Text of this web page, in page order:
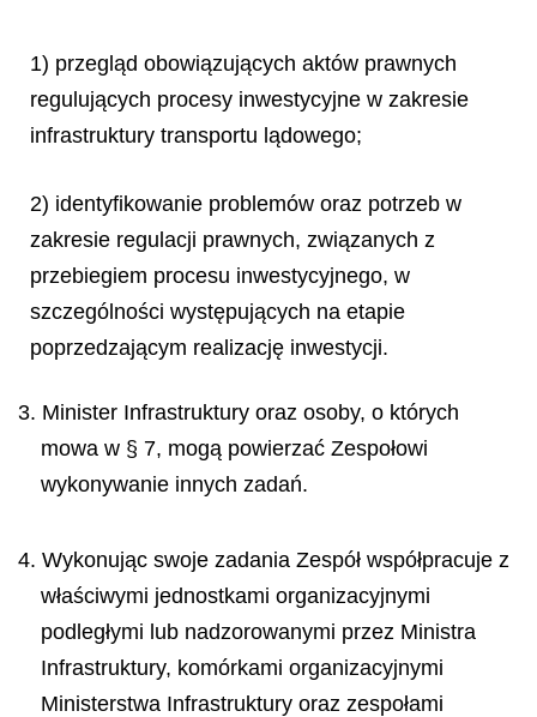
1) przegląd obowiązujących aktów prawnych
regulujących procesy inwestycyjne w zakresie
infrastruktury transportu lądowego;
2) identyfikowanie problemów oraz potrzeb w
zakresie regulacji prawnych, związanych z
przebiegiem procesu inwestycyjnego, w
szczególności występujących na etapie
poprzedzającym realizację inwestycji.
3. Minister Infrastruktury oraz osoby, o których
mowa w § 7, mogą powierzać Zespołowi
wykonywanie innych zadań.
4. Wykonując swoje zadania Zespół współpracuje z
właściwymi jednostkami organizacyjnymi
podległymi lub nadzorowanymi przez Ministra
Infrastruktury, komórkami organizacyjnymi
Ministerstwa Infrastruktury oraz zespołami